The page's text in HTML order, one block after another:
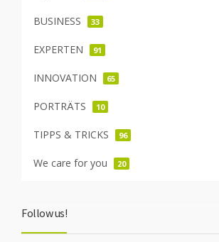
BUSINESS 33
EXPERTEN 91
INNOVATION 65
PORTRÄTS 10
TIPPS & TRICKS 96
We care for you 20
Follow us!